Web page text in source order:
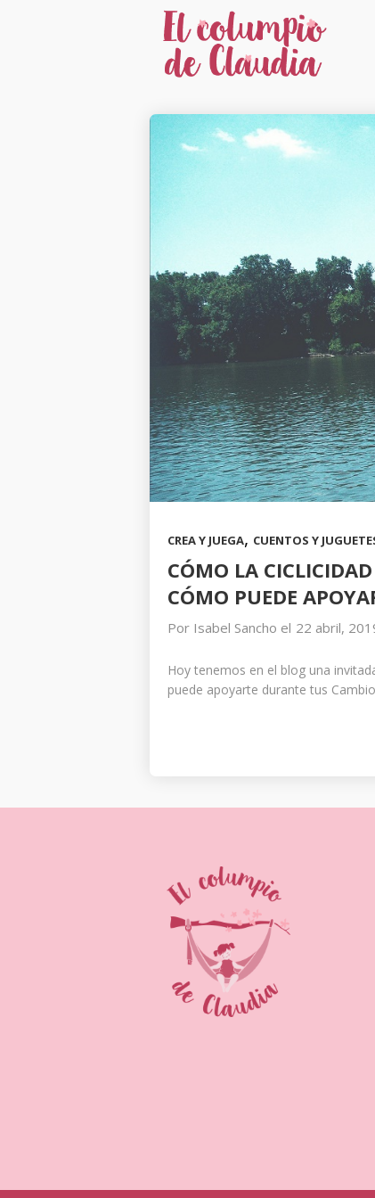
ABRIL
2019
CÓMO LA
CICLICIDAD
EN TU
Y CÓMO PUEDE
ACTIVA
CREA Y JUEGA, CUENTOS Y
CÓMO LA
CÓMO PUEDE
Por Isabel Sancho el 22 abril,
Hoy tenemos en el blog una
puede apoyarte durante tus